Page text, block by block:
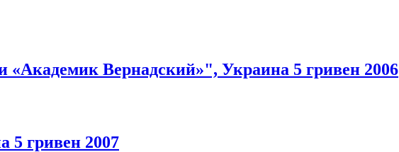
«Академик Вернадский»", Украина 5 гривен 2006
5 гривен 2007